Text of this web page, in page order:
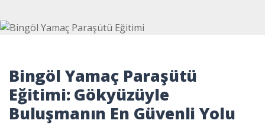
Bingöl Yamaç Paraşütü
Eğitimi: Gökyüzüyle
Buluşmanın En Güvenli Yolu